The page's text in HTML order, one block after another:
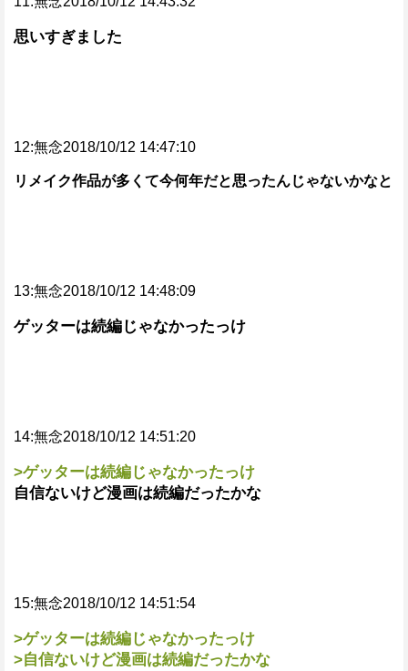
思いすぎました
12:無念2018/10/12 14:47:10
リメイク作品が多くて今何年だと思ったんじゃないかなと
13:無念2018/10/12 14:48:09
ゲッターは続編じゃなかったっけ
14:無念2018/10/12 14:51:20
>ゲッターは続編じゃなかったっけ
自信ないけど漫画は続編だったかな
15:無念2018/10/12 14:51:54
>ゲッターは続編じゃなかったっけ
>自信ないけど漫画は続編だったかな